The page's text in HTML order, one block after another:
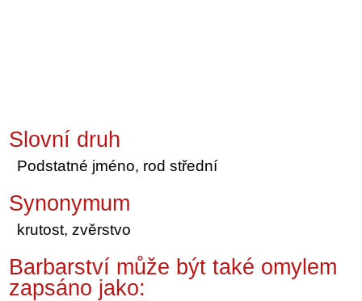
Slovní druh
Podstatné jméno, rod střední
Synonymum
krutost, zvěrstvo
Barbarství může být také omylem
zapsáno jako: